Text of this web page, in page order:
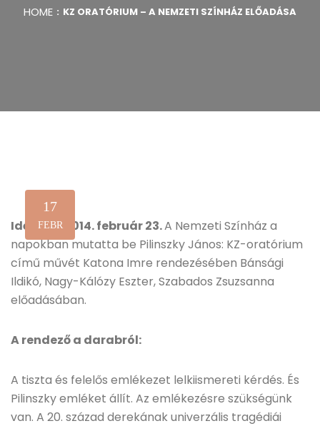
HOME KZ ORATÓRIUM – A NEMZETI SZÍNHÁZ ELŐADÁSA
17
FEBR
Időpont: 2014. február 23.A Nemzeti Színház a
napokban mutatta be Pilinszky János: KZ-oratórium
című művét Katona Imre rendezésében Bánsági
Ildikó, Nagy-Kálózy Eszter, Szabados Zsuzsanna
előadásában.
A rendező a darabról:
A tiszta és felelős emlékezet lelkiismereti kérdés. És
Pilinszky emléket állít. Az emlékezésre szükségünk
van. A 20. század derekának univerzális tragédiái